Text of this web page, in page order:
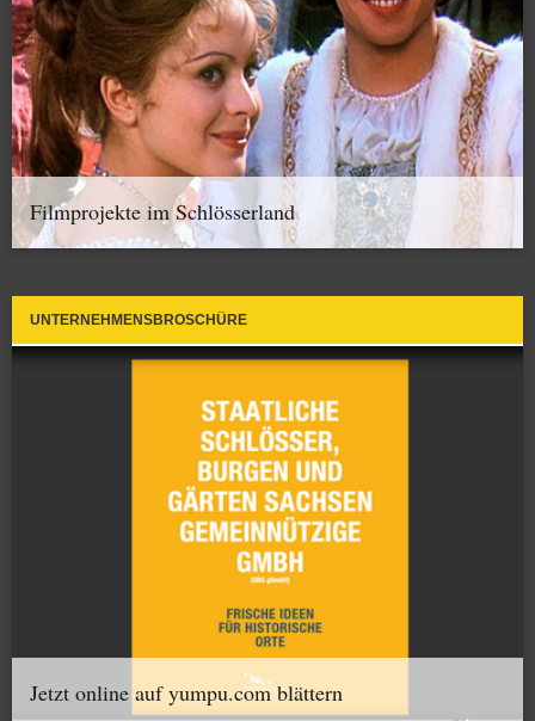
Filmprojekte im Schlösserland
UNTERNEHMENSBROSCHÜRE
Jetzt online auf yumpu.com blättern